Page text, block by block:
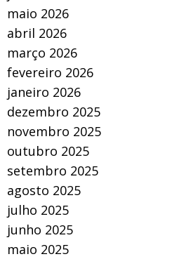
maio 2026
abril 2026
março 2026
fevereiro 2026
janeiro 2026
dezembro 2025
novembro 2025
outubro 2025
setembro 2025
agosto 2025
julho 2025
junho 2025
maio 2025